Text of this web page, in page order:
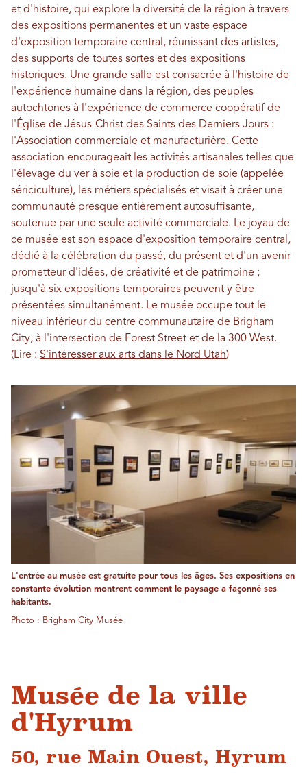
et d'histoire, qui explore la diversité de la région à travers
des expositions permanentes et un vaste espace
d'exposition temporaire central, réunissant des artistes,
des supports de toutes sortes et des expositions
historiques. Une grande salle est consacrée à l'histoire de
l'expérience humaine dans la région, des peuples
autochtones à l'expérience de commerce coopératif de
l'Église de Jésus-Christ des Saints des Derniers Jours :
l'Association commerciale et manufacturière. Cette
association encourageait les activités artisanales telles que
l'élevage du ver à soie et la production de soie (appelée
sériciculture), les métiers spécialisés et visait à créer une
communauté presque entièrement autosuffisante,
soutenue par une seule activité commerciale. Le joyau de
ce musée est son espace d'exposition temporaire central,
dédié à la célébration du passé, du présent et d'un avenir
prometteur d'idées, de créativité et de patrimoine ;
jusqu'à six expositions temporaires peuvent y être
présentées simultanément. Le musée occupe tout le
niveau inférieur du centre communautaire de Brigham
City, à l'intersection de Forest Street et de la 300 West.
(Lire : S'intéresser aux arts dans le Nord Utah)
L'entrée au musée est gratuite pour tous les âges. Ses expositions en
constante évolution montrent comment le paysage a façonné ses
habitants.
Photo : Brigham City Musée
Musée de la ville
d'Hyrum
50, rue Main Ouest, Hyrum